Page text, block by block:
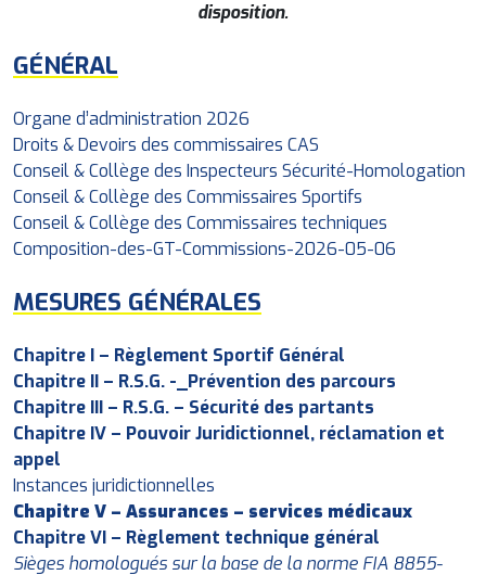
disposition.
GÉNÉRAL
Organe d’administration 2026
Droits & Devoirs des commissaires CAS
Conseil & Collège des Inspecteurs Sécurité-Homologation
Conseil & Collège des Commissaires Sportifs
Conseil & Collège des Commissaires techniques
Composition-des-GT-Commissions-2026-05-06
MESURES GÉNÉRALES
Chapitre I – Règlement Sportif Général
Chapitre II – R.S.G. -_Prévention des parcours
Chapitre III – R.S.G. – Sécurité des partants
Chapitre IV – Pouvoir Juridictionnel, réclamation et
appel
Instances juridictionnelles
Chapitre V – Assurances – services médicaux
Chapitre VI – Règlement technique général
Sièges homologués sur la base de la norme FIA 8855-